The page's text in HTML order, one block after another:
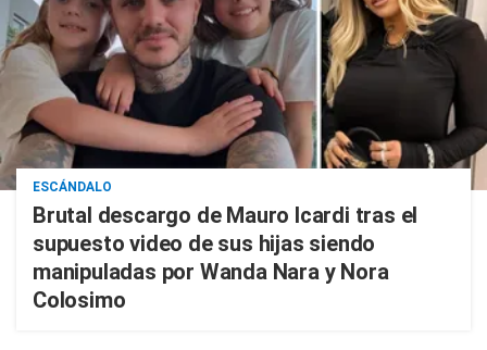
ESCÁNDALO
Brutal descargo de Mauro Icardi tras el
supuesto video de sus hijas siendo
manipuladas por Wanda Nara y Nora
Colosimo